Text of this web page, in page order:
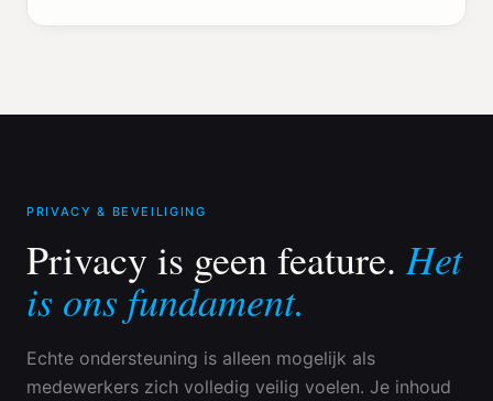
PRIVACY & BEVEILIGING
Privacy is geen feature. Het
is ons fundament.
Echte ondersteuning is alleen mogelijk als
medewerkers zich volledig veilig voelen. Je inhoud